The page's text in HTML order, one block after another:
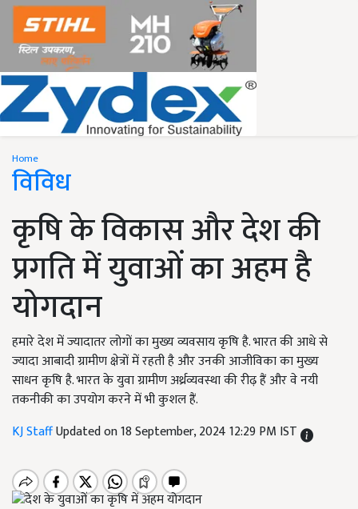
Home
विविध
कृषि के विकास और देश की
प्रगति में युवाओं का अहम है
योगदान
हमारे देश में ज्यादातर लोगों का मुख्य व्यवसाय कृषि है. भारत की आधे से
ज्यादा आबादी ग्रामीण क्षेत्रों में रहती है और उनकी आजीविका का मुख्य
साधन कृषि है. भारत के युवा ग्रामीण अर्थ्रव्यवस्था की रीढ़ हैं और वे नयी
तकनीकी का उपयोग करने में भी कुशल हैं.
KJ StaffUpdated on 18 September, 2024 12:29 PM IST